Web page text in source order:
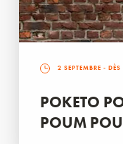
2 SEPTEMBRE -
POKETO
POUM